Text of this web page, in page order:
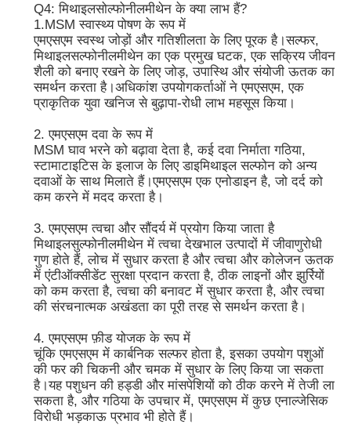
Q4: मिथाइलसोल्फोनीलमीथेन के क्या लाभ हैं?
1.MSM स्वास्थ्य पोषण के रूप में
एमएसएम स्वस्थ जोड़ों और गतिशीलता के लिए पूरक है।सल्फर,
मिथाइलसल्फोनीलमीथेन का एक प्रमुख घटक, एक सक्रिय जीवन
शैली को बनाए रखने के लिए जोड़, उपास्थि और संयोजी ऊतक का
समर्थन करता है।अधिकांश उपयोगकर्ताओं ने एमएसएम, एक
प्राकृतिक युवा खनिज से बुढ़ापा-रोधी लाभ महसूस किया।
2. एमएसएम दवा के रूप में
MSM घाव भरने को बढ़ावा देता है, कई दवा निर्माता गठिया,
स्टामाटाइटिस के इलाज के लिए डाइमिथाइल सल्फोन को अन्य
दवाओं के साथ मिलाते हैं।एमएसएम एक एनोडाइन है, जो दर्द को
कम करने में मदद करता है।
3. एमएसएम त्वचा और सौंदर्य में प्रयोग किया जाता है
मिथाइलसुल्फोनीलमीथेन में त्वचा देखभाल उत्पादों में जीवाणुरोधी
गुण होते हैं, लोच में सुधार करता है और त्वचा और कोलेजन ऊतक
में एंटीऑक्सीडेंट सुरक्षा प्रदान करता है, ठीक लाइनों और झुर्रियों
को कम करता है, त्वचा की बनावट में सुधार करता है, और त्वचा
की संरचनात्मक अखंडता का पूरी तरह से समर्थन करता है।
4. एमएसएम फ़ीड योजक के रूप में
चूंकि एमएसएम में कार्बनिक सल्फर होता है, इसका उपयोग पशुओं
की फर की चिकनी और चमक में सुधार के लिए किया जा सकता
है।यह पशुधन की हड्डी और मांसपेशियों को ठीक करने में तेजी ला
सकता है, और गठिया के उपचार में, एमएसएम में कुछ एनाल्जेसिक
विरोधी भड़काऊ प्रभाव भी होते हैं।